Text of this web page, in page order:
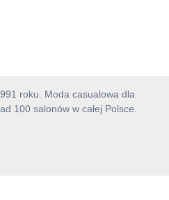
roku. Moda casualowa dla
100 salonów w całej Polsce.